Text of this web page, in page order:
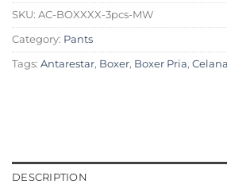
SKU: AC-BOXXXX-3pcs-MW
Category: Pants
Tags: Antarestar, Boxer, Boxer Pria,
DESCRIPTION